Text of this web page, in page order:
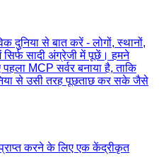
दुनिया से बात करें - लोगों, स्थानों,
सिर्फ सादी अंग्रेजी में पूछें। हमने
MCP सर्वर बनाया है, ताकि
से उसी तरह पूछताछ कर सके जैसे
करने के लिए एक केंद्रीकृत